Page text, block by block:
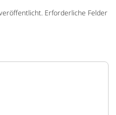
Erforderliche Felder